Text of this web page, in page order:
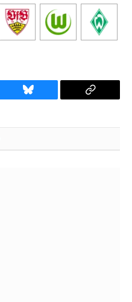
Bluesky
Copy